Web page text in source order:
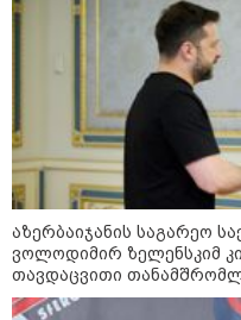
რა
აზერბაიჯანის საგარეო
ვოლოდიმირ ზელენსკიმ
თავდაცვითი
ენერგეტიკის, ნავთობისა